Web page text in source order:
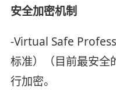
安全加密机制
-Virtual Safe
标准）（目前最安全
行加密。